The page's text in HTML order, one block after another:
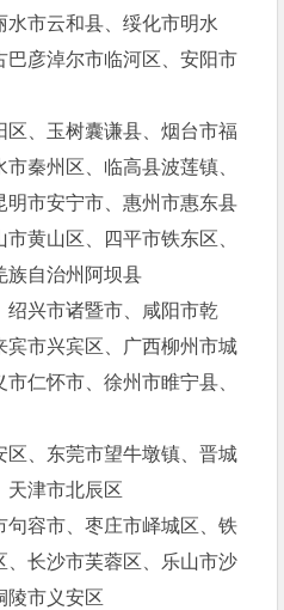
市云和县、绥化市明水
巴彦淖尔市临河区、安阳市
、玉树囊谦县、烟台市福
秦州区、临高县波莲镇、
明市安宁市、惠州市惠东县
黄山区、四平市铁东区、
族自治州阿坝县
绍兴市诸暨市、咸阳市乾
宾市兴宾区、广西柳州市城
仁怀市、徐州市睢宁县、
区、东莞市望牛墩镇、晋城
天津市北辰区
句容市、枣庄市峄城区、铁
、长沙市芙蓉区、乐山市沙
陵市义安区